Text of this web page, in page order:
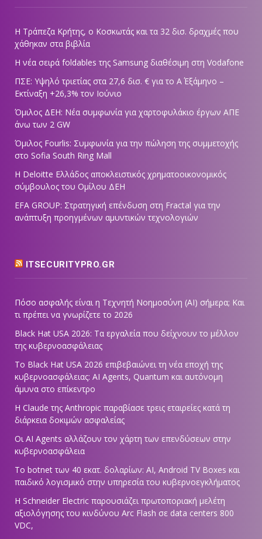
Η Τράπεζα Κρήτης, ο Κοσκωτάς και τα 32 δισ. δραχμές που
χάθηκαν στα βιβλία
Η νέα σειρά foldables της Samsung διαθέσιμη στη Vodafone
ΠΣΕ: Υψηλό τριετίας στα 27,6 δισ. € για το Α΄ Εξάμηνο –
Εκτίναξη +26,3% τον Ιούνιο
Όμιλος ΔΕΗ: Νέα συμφωνία για χαρτοφυλάκιο έργων ΑΠΕ
άνω των 2 GW
Όμιλος Fourlis: Συμφωνία για την πώληση της συμμετοχής
στο Sofia South Ring Mall
Η Deloitte Ελλάδος αποκλειστικός χρηματοοικονομικός
σύμβουλος του Ομίλου ΔΕΗ
EFA GROUP: Στρατηγική επένδυση στη Fractal για την
ανάπτυξη προηγμένων αμυντικών τεχνολογιών
ITSECURITYPRO.GR
Πόσο ασφαλής είναι η Τεχνητή Νοημοσύνη (AI) σήμερα; Και
τι πρέπει να γνωρίζετε το 2026
Black Hat USA 2026: Τα εργαλεία που δείχνουν το μέλλον
της κυβερνοασφάλειας
Το Black Hat USA 2026 επιβεβαιώνει τη νέα εποχή της
κυβερνοασφάλειας: AI Agents, Quantum και αυτόνομη
άμυνα στο επίκεντρο
Η Claude της Anthropic παραβίασε τρεις εταιρείες κατά τη
διάρκεια δοκιμών ασφαλείας
Οι AI Agents αλλάζουν τον χάρτη των επενδύσεων στην
κυβερνοασφάλεια
Το botnet των 40 εκατ. δολαρίων: AI, Android TV Boxes και
παιδικό λογισμικό στην υπηρεσία του κυβερνοεγκλήματος
Η Schneider Electric παρουσιάζει πρωτοποριακή μελέτη
αξιολόγησης του κινδύνου Arc Flash σε data centers 800
VDC,